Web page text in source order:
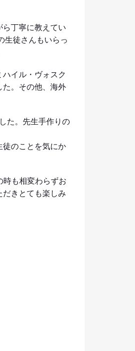
丁寧に教えてい
生徒さんもいらっ
イル・ヴォスク
た。その他、海外
た。先生手作りの
徒のことを気にか
時も相変わらずお
きとても楽しみ